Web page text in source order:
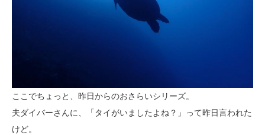
ここでちょっと、昨日からのおさらいシリーズ。
夫ダイバーさんに、「タイがいましたよね？」って昨日言われた
けど。